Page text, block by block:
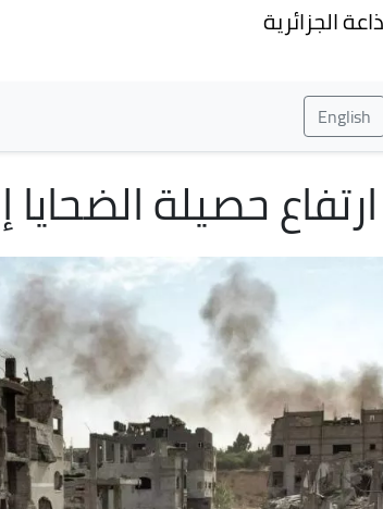
الجزائرية
English
حصيلة الضحايا إلى 57338 شهيداً